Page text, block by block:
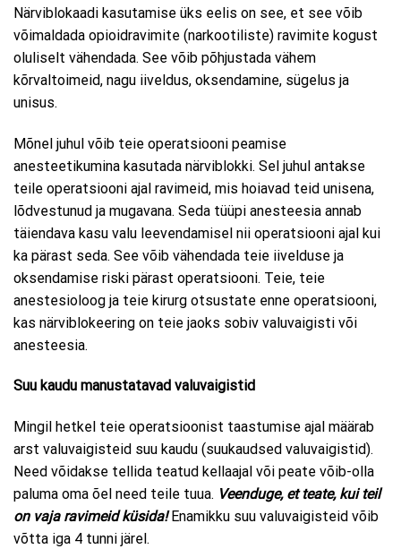
Närviblokaadi kasutamise üks eelis on see, et see võib
võimaldada opioidravimite (narkootiliste) ravimite kogust
oluliselt vähendada. See võib põhjustada vähem
kõrvaltoimeid, nagu iiveldus, oksendamine, sügelus ja
unisus.
Mõnel juhul võib teie operatsiooni peamise
anesteetikumina kasutada närviblokki. Sel juhul antakse
teile operatsiooni ajal ravimeid, mis hoiavad teid unisena,
lõdvestunud ja mugavana. Seda tüüpi anesteesia annab
täiendava kasu valu leevendamisel nii operatsiooni ajal kui
ka pärast seda. See võib vähendada teie iivelduse ja
oksendamise riski pärast operatsiooni. Teie, teie
anestesioloog ja teie kirurg otsustate enne operatsiooni,
kas närviblokeering on teie jaoks sobiv valuvaigisti või
anesteesia.
Suu kaudu manustatavad valuvaigistid
Mingil hetkel teie operatsioonist taastumise ajal määrab
arst valuvaigisteid suu kaudu (suukaudsed valuvaigistid).
Need võidakse tellida teatud kellaajal või peate võib-olla
paluma oma õel need teile tuua. Veenduge, et teate, kui teil
on vaja ravimeid küsida!Enamikku suu valuvaigisteid võib
võtta iga 4 tunni järel.